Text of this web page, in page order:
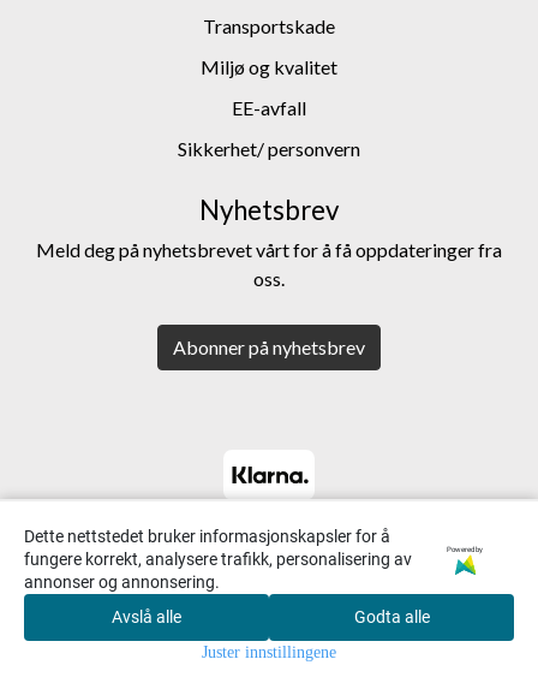
Søk
Transportskade
Miljø og kvalitet
EE-avfall
Sikkerhet/ personvern
Nyhetsbrev
Meld deg på nyhetsbrevet vårt for å få oppdateringer fra
oss.
Abonner på nyhetsbrev
Dette nettstedet bruker informasjonskapsler for å
fungere korrekt, analysere trafikk, personalisering av
annonser og annonsering.
Powered by
Avslå alle Godta alle
Juster innstillingene